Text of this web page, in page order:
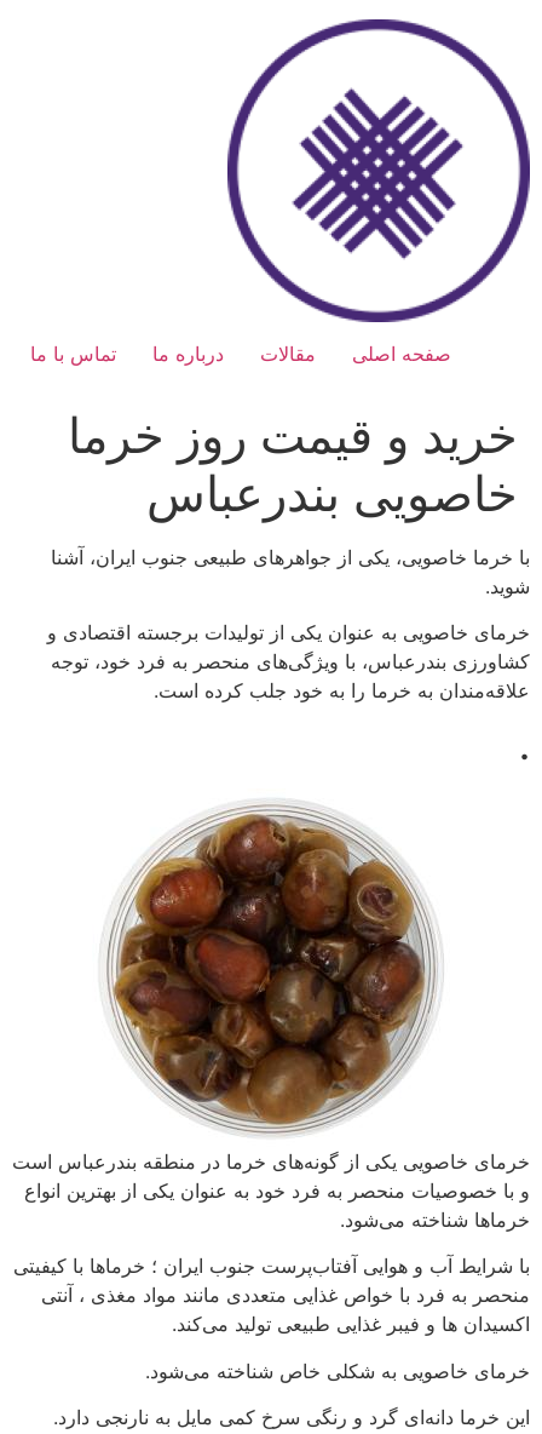
صفحه اصلی مقالات درباره ما تماس با ما
خرید و قیمت روز خرما
خاصویی بندرعباس
با خرما خاصویی، یکی از جواهرهای طبیعی جنوب ایران، آشنا
شوید.
خرمای خاصویی به عنوان یکی از تولیدات برجسته اقتصادی و
کشاورزی بندرعباس، با ویژگی‌های منحصر به فرد خود، توجه
علاقه‌مندان به خرما را به خود جلب کرده است.
.
خرمای خاصویی یکی از گونه‌های خرما در منطقه بندرعباس است
و با خصوصیات منحصر به فرد خود به عنوان یکی از بهترین انواع
خرماها شناخته می‌شود.
با شرایط آب و هوایی آفتاب‌پرست جنوب ایران ؛ خرماها با کیفیتی
منحصر به فرد با خواص غذایی متعددی مانند مواد مغذی ، آنتی
اکسیدان ها و فیبر غذایی طبیعی تولید می‌کند.
خرمای خاصویی به شکلی خاص شناخته می‌شود.
این خرما دانه‌ای گرد و رنگی سرخ کمی مایل به نارنجی دارد.